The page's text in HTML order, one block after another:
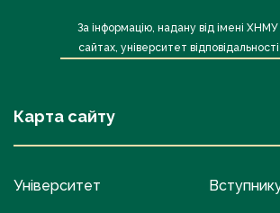
За інформацію, надану від імені
сайтах, університет
Карта сайту
Університет